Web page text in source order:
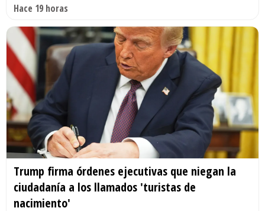
Hace 19 horas
Trump firma órdenes ejecutivas que niegan la
ciudadanía a los llamados 'turistas de
nacimiento'